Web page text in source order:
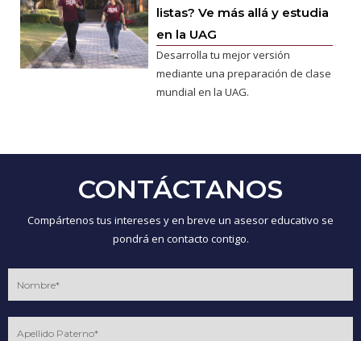
listas? Ve más allá y estudia
en la UAG
Desarrolla tu mejor versión
mediante una preparación de clase
mundial en la UAG.
CONTÁCTANOS
Compártenos tus intereses y en breve un asesor educativo se
pondrá en contacto contigo.